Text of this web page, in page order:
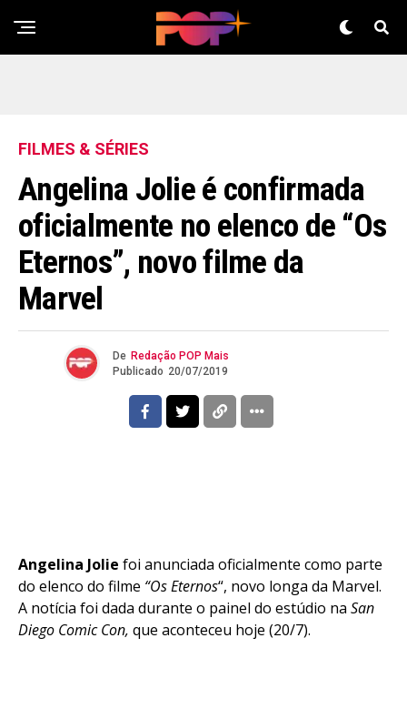
FILMES & SÉRIES
Angelina Jolie é confirmada
oficialmente no elenco de “Os
Eternos”, novo filme da
Marvel
De Redação POP Mais
Publicado 20/07/2019
Angelina Jolie foi anunciada oficialmente como parte
do elenco do filme “Os Eternos“, novo longa da Marvel.
A notícia foi dada durante o painel do estúdio na San
Diego Comic Con, que aconteceu hoje (20/7).